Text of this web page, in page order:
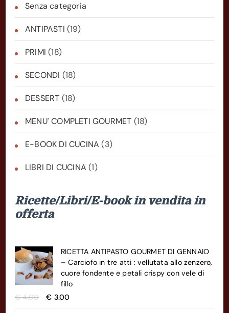
Senza categoria
ANTIPASTI (19)
PRIMI (18)
SECONDI (18)
DESSERT (18)
MENU' COMPLETI GOURMET (18)
E-BOOK DI CUCINA (3)
LIBRI DI CUCINA (1)
Ricette/Libri/E-book in vendita in
offerta
RICETTA ANTIPASTO GOURMET DI GENNAIO
– Carciofo in tre atti : vellutata allo zenzero,
cuore fondente e petali crispy con vele di
fillo
€4.00
prezzo
€ 3.00Il
prezzo